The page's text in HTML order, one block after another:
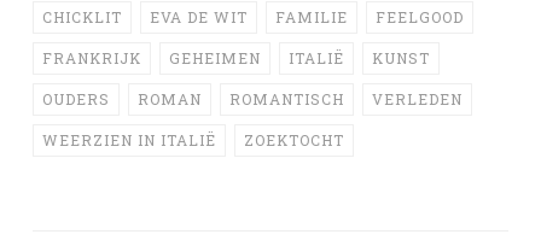
CHICKLIT EVA DE WIT FAMILIE FEELGOOD
FRANKRIJK GEHEIMEN ITALIË KUNST
OUDERS ROMAN ROMANTISCH VERLEDEN
WEERZIEN IN ITALIË ZOEKTOCHT